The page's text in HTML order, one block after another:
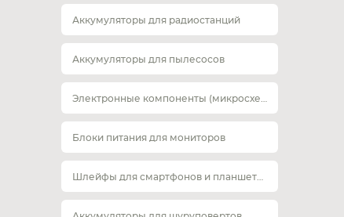
Аккумуляторы для радиостанций
Аккумуляторы для пылесосов
Блоки питания для мониторов